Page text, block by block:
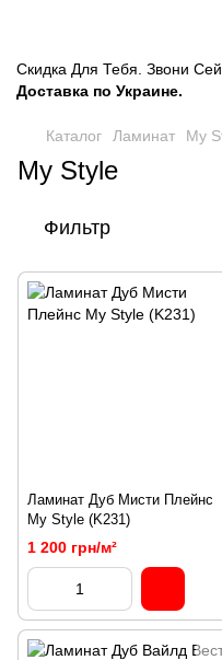
Скидка Для Тебя. Звони
Доставка по Украине.
Каталог Ламинат My
My Style
Фильтр
Ламинат Дуб Мисти Плейнс
My Style (K231)
1 200 грн/м²